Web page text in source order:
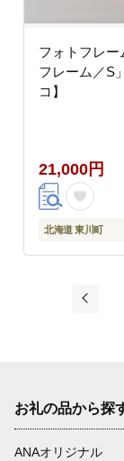
フォトフレー
フレーム／S
コ】
21,000円
北海道 東川町
お礼の品から探
ANAオリジナル